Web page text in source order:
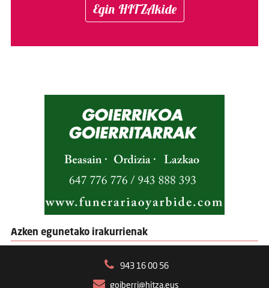
Egin HITZAkide
Azken egunetako irakurrienak
943 16 00 56
goiberri@hitza.eus